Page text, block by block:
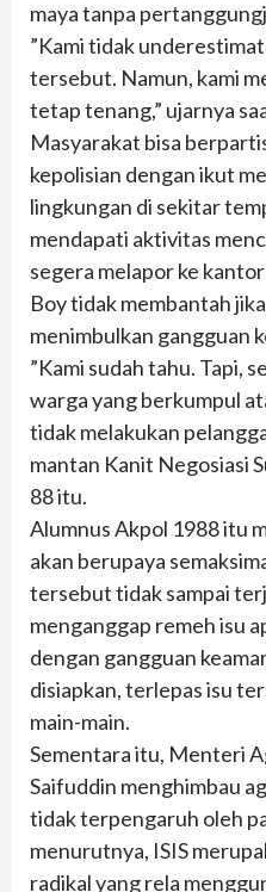
maya tanpa
”Kami tidak
tersebut. Namun, kami
tetap tenang,” ujarnya
Masyarakat bisa
kepolisian dengan ikut
lingkungan di sekitar
mendapati aktivitas
segera melapor ke
Boy tidak membantah
menimbulkan gangguan
”Kami sudah tahu. Tapi,
warga yang berkumpul
tidak melakukan
mantan Kanit Negosiasi
88 itu.
Alumnus Akpol 1988 itu
akan berupaya
tersebut tidak sampai
menganggap remeh isu
dengan gangguan
disiapkan, terlepas isu
main-main.
Sementara itu, Menteri
Saifuddin menghimbau
tidak terpengaruh oleh
menurutnya, ISIS
radikal yang rela